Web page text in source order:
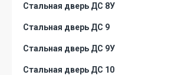
Стальная дверь ДС 8У
Стальная дверь ДС 9
Стальная дверь ДС 9У
Стальная дверь ДС 10